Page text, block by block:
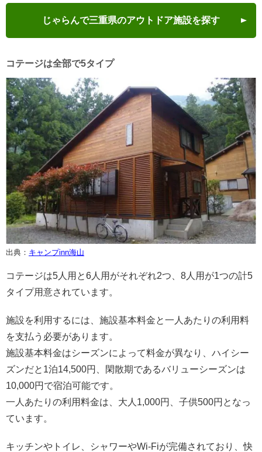
じゃらんで三重県のアウトドア施設を探す
コテージは全部で5タイプ
出典： キャンプinn海山
コテージは5人用と6人用がそれぞれ2つ、8人用が1つの計5
タイプ用意されています。
施設を利用するには、施設基本料金と一人あたりの利用料
を支払う必要があります。
施設基本料金はシーズンによって料金が異なり、ハイシー
ズンだと1泊14,500円、閑散期であるバリューシーズンは
10,000円で宿泊可能です。
一人あたりの利用料金は、大人1,000円、子供500円となっ
ています。
キッチンやトイレ、シャワーやWi-Fiが完備されており、快